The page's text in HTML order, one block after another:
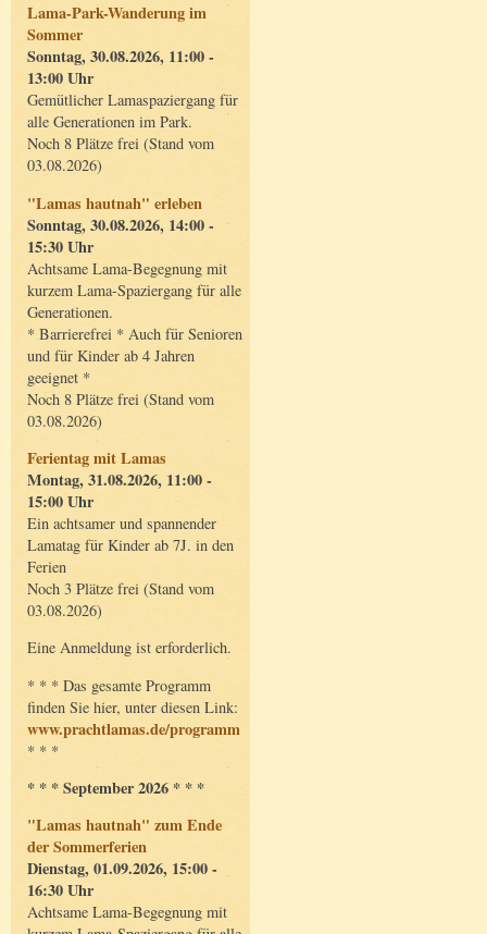
Lama-Park-Wanderung im
Sommer
Sonntag, 30.08.2026, 11:00 -
13:00 Uhr
Gemütlicher Lamaspaziergang für
alle Generationen im Park.
Noch 8 Plätze frei (Stand vom
03.08.2026)
"Lamas hautnah" erleben
Sonntag, 30.08.2026, 14:00 -
15:30 Uhr
Achtsame Lama-Begegnung mit
kurzem Lama-Spaziergang für alle
Generationen.
* Barrierefrei * Auch für Senioren
und für Kinder ab 4 Jahren
geeignet *
Noch 8 Plätze frei (Stand vom
03.08.2026)
Ferientag mit Lamas
Montag, 31.08.2026, 11:00 -
15:00 Uhr
Ein achtsamer und spannender
Lamatag für Kinder ab 7J. in den
Ferien
Noch 3 Plätze frei (Stand vom
03.08.2026)
Eine Anmeldung ist erforderlich.
* * * Das gesamte Programm
finden Sie hier, unter diesen Link:
www.prachtlamas.de/programm
* * *
* * * September 2026 * * *
"Lamas hautnah" zum Ende
der Sommerferien
Dienstag, 01.09.2026, 15:00 -
16:30 Uhr
Achtsame Lama-Begegnung mit